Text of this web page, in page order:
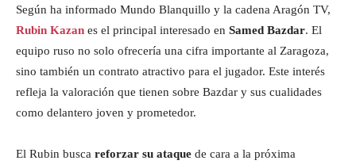
Según ha informado Mundo Blanquillo y la cadena Aragón TV,
Rubin Kazan es el principal interesado en Samed Bazdar. El
equipo ruso no solo ofrecería una cifra importante al Zaragoza,
sino también un contrato atractivo para el jugador. Este interés
refleja la valoración que tienen sobre Bazdar y sus cualidades
como delantero joven y prometedor.
El Rubin busca reforzar su ataque de cara a la próxima